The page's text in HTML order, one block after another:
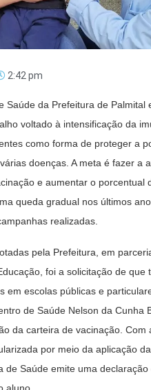
2:42 pm
Saúde da Prefeitura de Palmital
voltado à intensificação da
como forma de proteger a
doenças. A meta é fazer a
e aumentar o porcentual
queda gradual nos últimos
realizadas.
pela Prefeitura, em
foi a solicitação de que
em escolas públicas e
de Saúde Nelson da Cunha
da carteira de vacinação. Com
por meio da aplicação
de Saúde emite uma declaração